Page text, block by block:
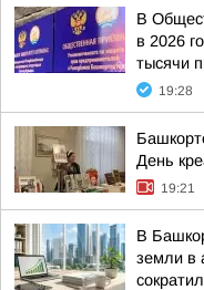
В
в 2026
тысячи
19:28
День
19:21
В
земли в